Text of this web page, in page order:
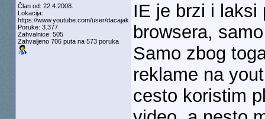
Član od: 22.4.2008.
Lokacija:
https://www.youtube.com/user/dacajak
Poruke: 3.377
Zahvalnice: 505
Zahvaljeno 706 puta na 573 poruka
IE je brzi i laksi
browsera,
Samo zbog
reklame na
cesto koristim